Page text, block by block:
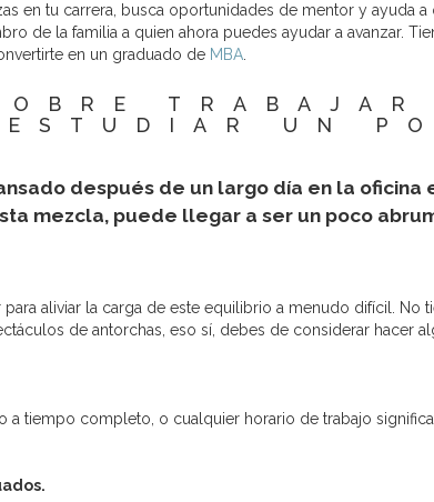
en tu carrera, busca oportunidades de mentor y ayuda
de la familia a quien ahora puedes ayudar a avanzar.
en un graduado de MBA
UN
después de un largo día en la oficina
mezcla, puede llegar a ser un poco
aliviar la carga de este equilibrio a menudo difícil. No
de antorchas, eso sí, debes de considerar hacer
a tiempo completo, o cualquier horario de trabajo